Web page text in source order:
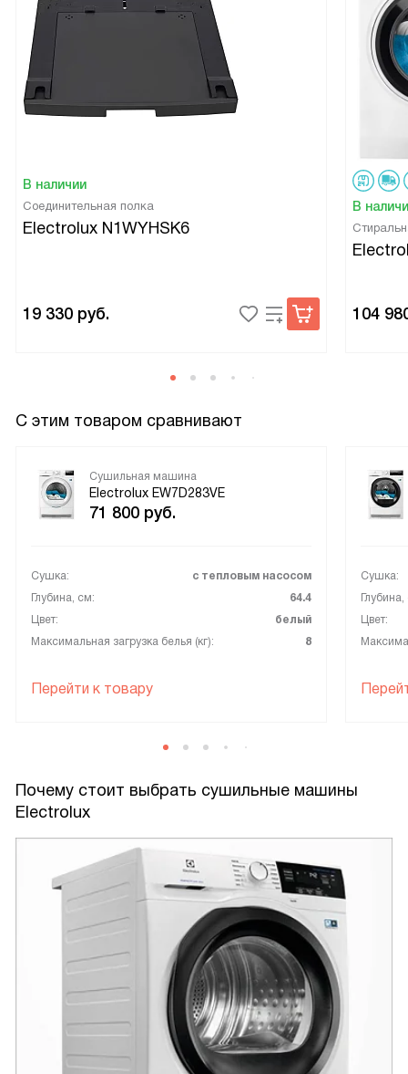
В наличии
Соединительная полка
Electrolux N1WYHSK6
19 330 руб.
В
104
С этим товаром сравнивают
Сушильная машина
Electrolux EW7D283VE
71 800 руб.
Сушка:
с тепловым насосом
Глубина, см:
64.4
Цвет:
белый
Максимальная загрузка белья (кг):
8
Перейти к товару
Сушка:
Цвет:
Почему стоит выбрать сушильные машины
Electrolux